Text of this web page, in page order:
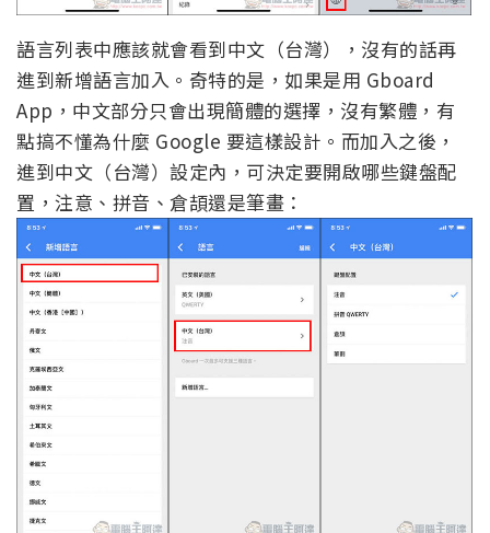
語言列表中應該就會看到中文（台灣），沒有的話再
進到新增語言加入。奇特的是，如果是用 Gboard
App，中文部分只會出現簡體的選擇，沒有繁體，有
點搞不懂為什麼 Google 要這樣設計。而加入之後，
進到中文（台灣）設定內，可決定要開啟哪些鍵盤配
置，注意、拼音、倉頡還是筆畫：